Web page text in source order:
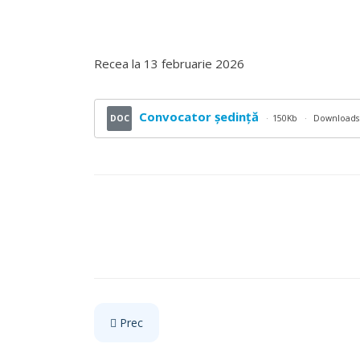
Recea la 13 februarie 2026
DOC Convocator şedinţă 150Kb
Articol precedent: Dispoziţia nr. 41 din 22 aprilie
Prec